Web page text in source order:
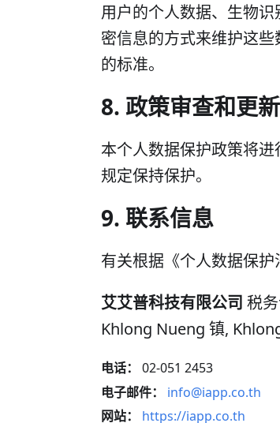
用户的个人数据、生物
密信息的方式来维护这
的标准。
8. 政策审查和更新
本个人数据保护政策将
规定保持保护。
9. 联系信息
有关根据《个人数据保护
艾艾普科技有限公司 税
Khlong Nueng 镇,
电话：
02-051 2453
电子邮件：
info@iapp.co.th
网站：
https://iapp.co.th